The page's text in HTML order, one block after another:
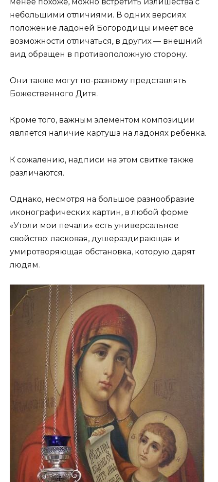
небольшими отличиями. В одних версиях
положение ладоней Богородицы имеет все
возможности отличаться, в других — внешний
вид обращен в противоположную сторону.
Они также могут по-разному представлять
Божественного Дитя.
Кроме того, важным элементом композиции
является наличие картуша на ладонях ребенка.
К сожалению, надписи на этом свитке также
различаются.
Однако, несмотря на большое разнообразие
иконографических картин, в любой форме
«Утоли мои печали» есть универсальное
свойство: ласковая, душераздирающая и
умиротворяющая обстановка, которую дарят
людям.